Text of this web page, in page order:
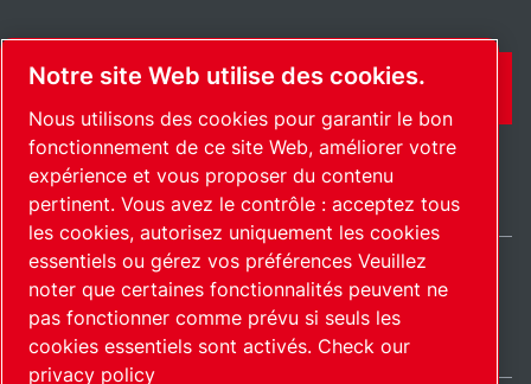
CONTACT
Plan du siteGérer les cookies© 2026 Copyright.
International / FR
Notre site Web utilise des cookies.
Nous utilisons des cookies pour garantir le bon
fonctionnement de ce site Web, améliorer votre
expérience et vous proposer du contenu
pertinent. Vous avez le contrôle : acceptez tous
les cookies, autorisez uniquement les cookies
essentiels ou gérez vos préférences Veuillez
noter que certaines fonctionnalités peuvent ne
pas fonctionner comme prévu si seuls les
cookies essentiels sont activés. Check our
privacy policy